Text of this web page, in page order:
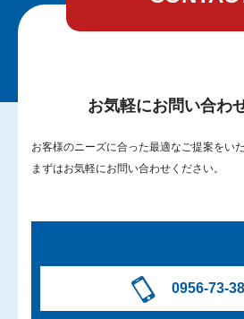
お気軽にお問い合わ
お客様のニーズに合った最適なご提案をいた
まずはお気軽にお問い合わせください。
0956-73-